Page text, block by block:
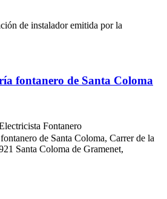
de instalador emitida por la
fontanero de Santa Coloma
Fontanero
de Santa Coloma, Carrer de la
Santa Coloma de Gramenet,